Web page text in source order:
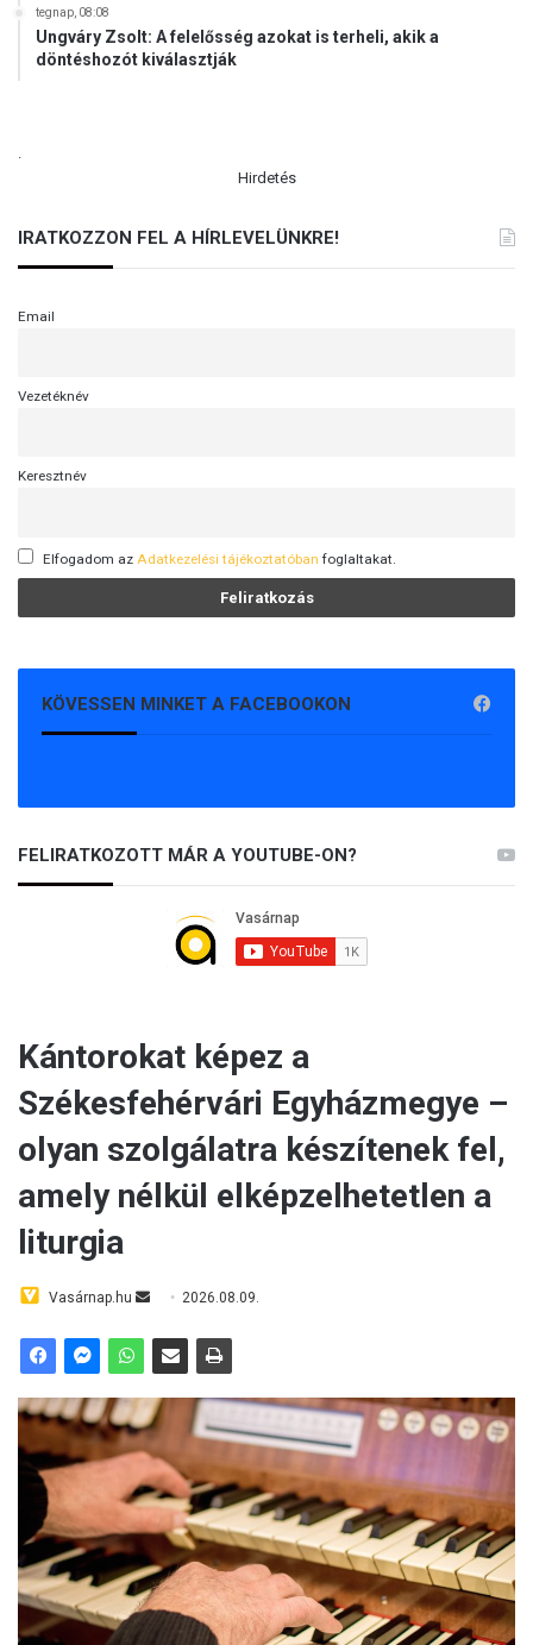
tegnap, 08:08
Ungváry Zsolt: A felelősség azokat is terheli, akik a
döntéshozót kiválasztják
Hirdetés
IRATKOZZON FEL A HÍRLEVELÜNKRE!
Email
Vezetéknév
Keresztnév
Elfogadom az Adatkezelési tájékoztatóban foglaltakat.
KÖVESSEN MINKET A FACEBOOKON
FELIRATKOZOTT MÁR A YOUTUBE-ON?